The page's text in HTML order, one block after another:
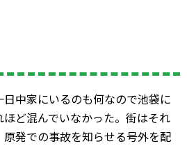
中家にいるのも何なので池袋に
ど混んでいなかった。街はそれ
発での事故を知らせる号外を配